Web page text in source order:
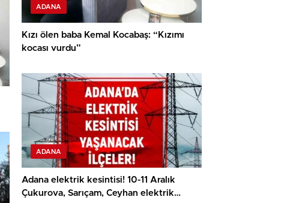
ADANA
Kızı ölen baba Kemal Kocabaş: “Kızımı
kocası vurdu”
ADANA
Adana elektrik kesintisi! 10-11 Aralık
Çukurova, Sarıçam, Ceyhan elektrik